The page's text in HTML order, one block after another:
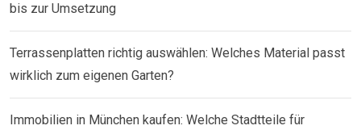
bis zur Umsetzung
Terrassenplatten richtig auswählen: Welches Material passt
wirklich zum eigenen Garten?
Immobilien in München kaufen: Welche Stadtteile für